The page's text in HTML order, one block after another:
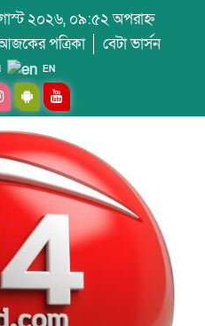
২০২৬, ০৯:৫২ অপরাহ্ন
পত্রিকা বেটা ভার্সন
EN